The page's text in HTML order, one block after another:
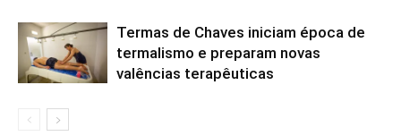
Termas de Chaves iniciam época de
termalismo e preparam novas
valências terapêuticas